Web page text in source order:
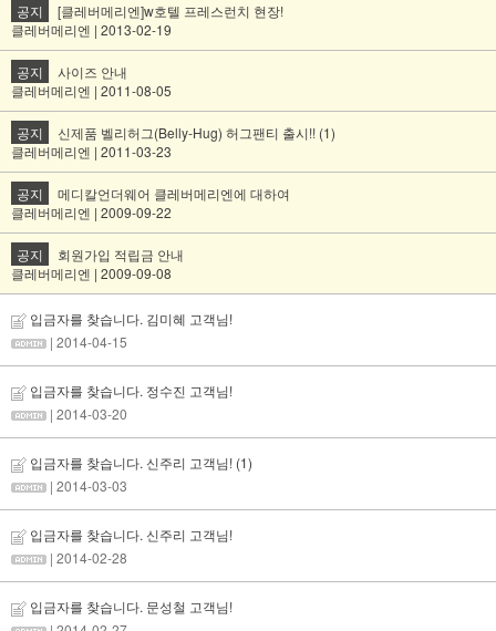
공지
[클레버메리엔]w호텔 프레스런치 현장!
클레버메리엔 | 2013-02-19
공지
사이즈 안내
클레버메리엔 | 2011-08-05
공지
신제품 벨리허그(Belly-Hug) 허그팬티 출시!! (1)
클레버메리엔 | 2011-03-23
공지
메디칼언더웨어 클레버메리엔에 대하여
클레버메리엔 | 2009-09-22
공지
회원가입 적립금 안내
클레버메리엔 | 2009-09-08
입금자를 찾습니다. 김미혜 고객님!
| 2014-04-15
입금자를 찾습니다. 정수진 고객님!
| 2014-03-20
입금자를 찾습니다. 신주리 고객님! (1)
| 2014-03-03
입금자를 찾습니다. 신주리 고객님!
| 2014-02-28
입금자를 찾습니다. 문성철 고객님!